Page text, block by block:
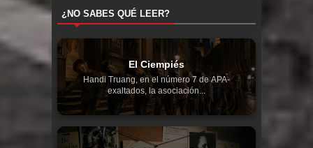
¿NO SABES QUÉ LEER?
El Ciempiés
Handi Truang, en el número 7 de APA-
exaltados, la asociación...